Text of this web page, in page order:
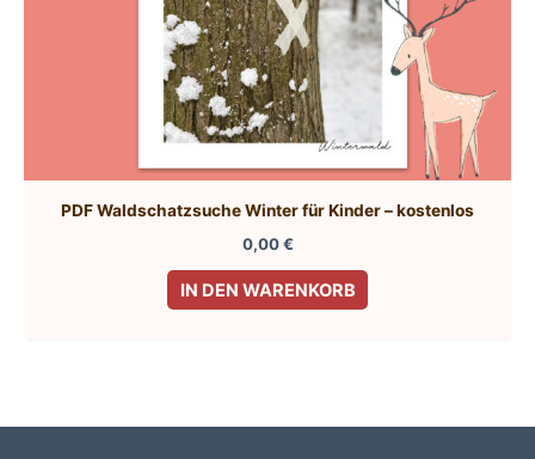
PDF Waldschatzsuche Winter für Kinder – kostenlos
0,00€
IN DEN WARENKORB